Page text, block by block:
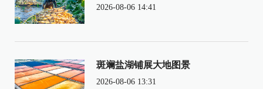
2026-08-06 14:41
斑斓盐湖铺展大地图景
2026-08-06 13:31